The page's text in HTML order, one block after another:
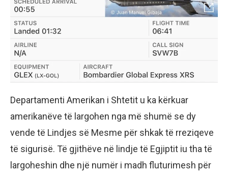
Departamenti Amerikan i Shtetit u ka kërkuar
amerikanëve të largohen nga më shumë se dy
vende të Lindjes së Mesme për shkak të rreziqeve
të sigurisë. Të gjithëve në lindje të Egjiptit iu tha të
largoheshin dhe një numër i madh fluturimesh për